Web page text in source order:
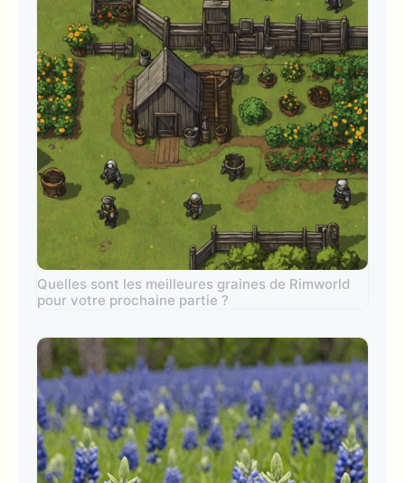
Quelles sont les meilleures graines de Rimworld
pour votre prochaine partie ?